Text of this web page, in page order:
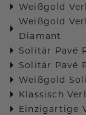
Weißgold
Weißgold
Diamant
Solitär Pavé
Solitär Pavé
Weißgold
Klassisch
Einzigartige